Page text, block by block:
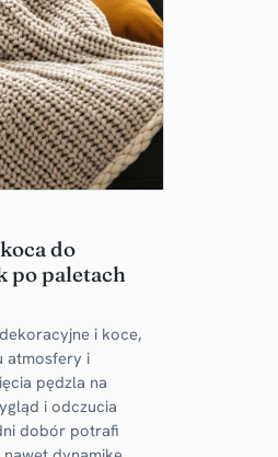
do
po paletach
i koce,
atmosfery i
pędzla na
i odczucia
dobór potrafi